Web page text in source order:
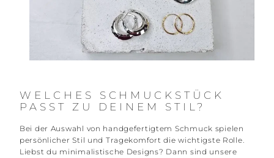
WELCHES SCHMUCKSTÜCK
PASST ZU DEINEM STIL?
Bei der Auswahl von handgefertigtem Schmuck spielen
persönlicher Stil und Tragekomfort die wichtigste Rolle.
Liebst du minimalistische Designs? Dann sind unsere